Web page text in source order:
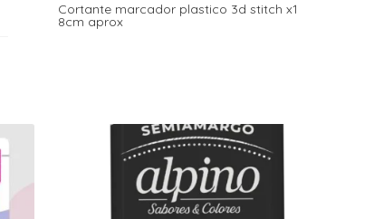
Cortante marcador plastico 3d stitch x1
8cm aprox